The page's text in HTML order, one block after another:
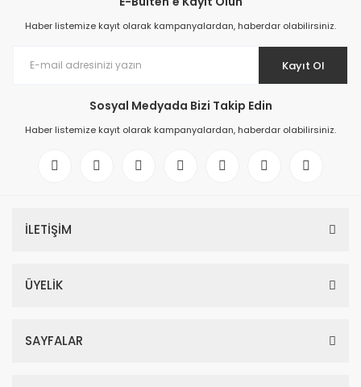
Haber listemize kayıt olarak kampanyalardan, haberdar olabilirsiniz.
Kayıt Ol
Sosyal Medyada Bizi Takip Edin
Haber listemize kayıt olarak kampanyalardan, haberdar olabilirsiniz.
İLETİŞİM
ÜYELİK
SAYFALAR